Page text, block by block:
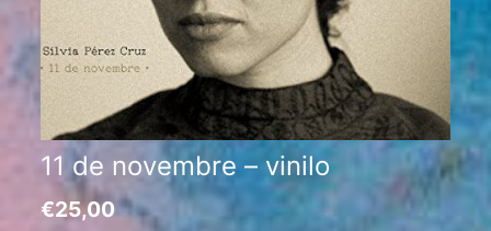
11 de novembre – vinilo
€25,00